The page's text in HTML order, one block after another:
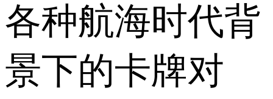
各种航海时代背
景下的卡牌对